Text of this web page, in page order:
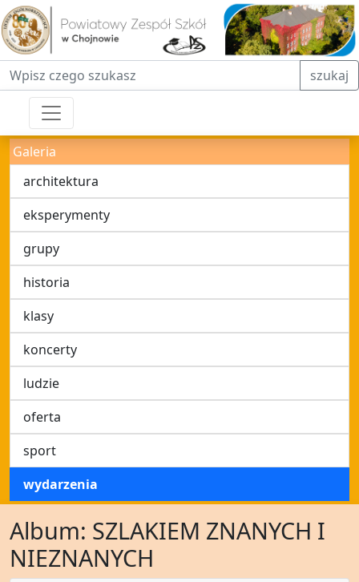
Fraza do wyszukiwania szukaj
Galeria
architektura
eksperymenty
grupy
historia
klasy
koncerty
ludzie
oferta
sport
wydarzenia
Album: SZLAKIEM ZNANYCH I
NIEZNANYCH